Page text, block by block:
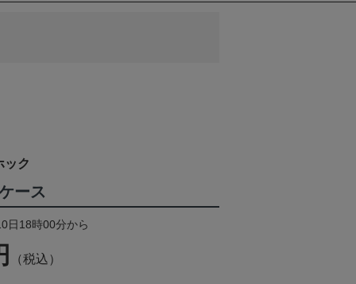
ック
ース
日18時00分から
（税込）